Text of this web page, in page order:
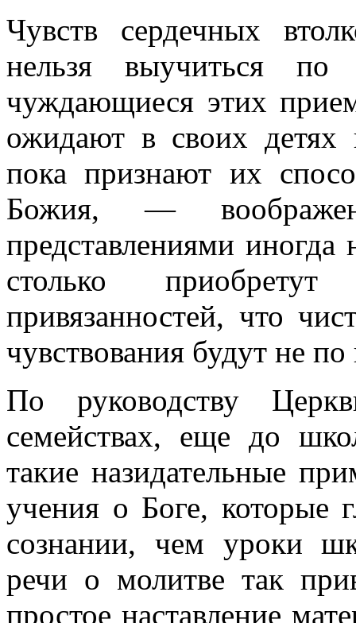
Чувств сердечных
нельзя выучиться по
чуждающиеся этих
ожидают в своих детях
пока признают их
Божия, —
представлениями
столько
привязанностей, что
чувствования будут не
По руководству
семействах, еще до
такие назидательные
учения о Боге, которые
сознании, чем уроки
речи о молитве так
простое наставление